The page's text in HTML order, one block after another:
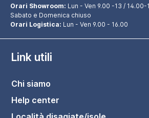
Orari Showroom: Lun - Ven 9.00 -13 / 14.00-
Sabato e Domenica chiuso
Orari Logistica: Lun - Ven 9.00 - 16.00
Link utili
Chi siamo
Help center